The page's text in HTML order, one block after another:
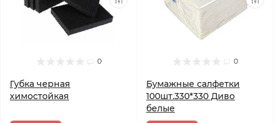
0
Губка черная
химостойкая
0
Бумажные салфетки
100шт.330*330 Диво
белые